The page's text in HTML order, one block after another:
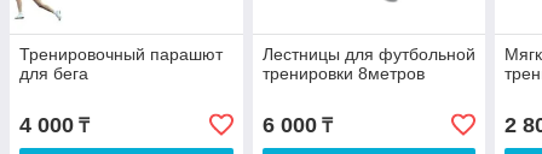
Тренировочный парашют
для бега
4 000 ₸
Лестницы для футбольной
тренировки 8метров
6 000₸ 2